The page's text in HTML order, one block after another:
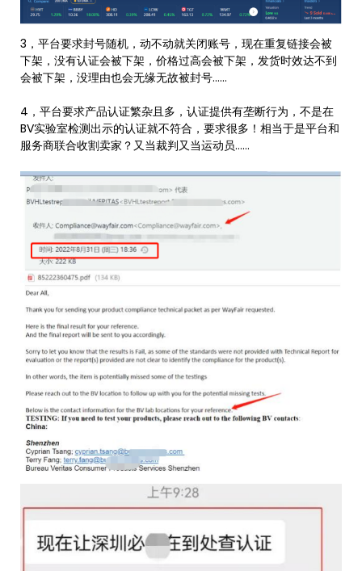
3，平台要求封号随机，动不动就关闭账号，现在重复链接会被
下架，没有认证会被下架，价格过高会被下架，发货时效达不到
会被下架，没理由也会无缘无故被封号……
4，平台要求产品认证繁杂且多，认证提供有垄断行为，不是在
BV实验室检测出示的认证就不符合，要求很多！相当于是平台和
服务商联合收割卖家？又当裁判又当运动员……